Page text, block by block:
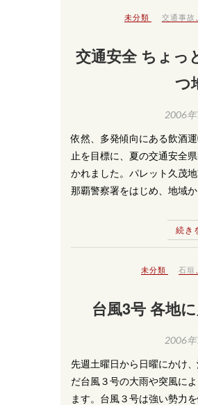
未分類 交通事故
交通安全 ちょっ
つ
2006
依然、多発傾向にある飲酒
止を目標に、夏の交通安全
かれました。パレット久茂
那覇警察署をはじめ、地域
続き
未分類 石垣
台風3号 各地
2006
先週土曜日から日曜にかけ
だ台風３号の大雨や突風に
ます。台風３号は強い勢力